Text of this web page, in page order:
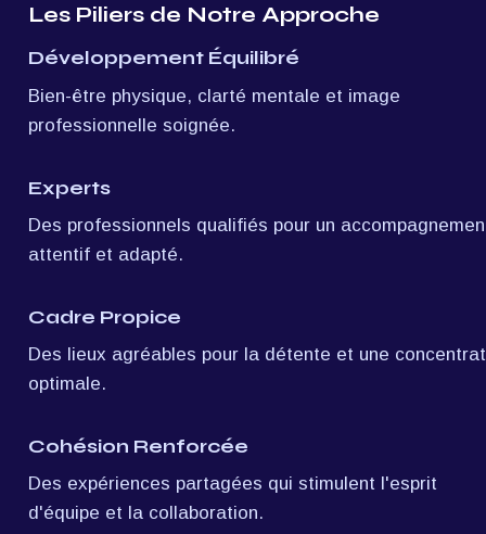
Les Piliers de Notre Approche
Développement Équilibré
Bien-être physique, clarté mentale et image
professionnelle soignée.
Experts
Des professionnels qualifiés pour un
attentif et adapté.
Cadre Propice
Des lieux agréables pour la détente et une
optimale.
Cohésion Renforcée
Des expériences partagées qui stimulent l'esprit
d'équipe et la collaboration.